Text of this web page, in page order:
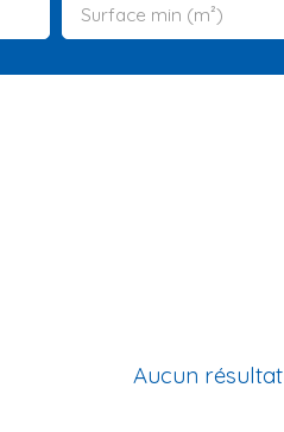
RECRUTEMENT TÉMOIGNAGES
Surface min (m²)
Aucun résultat